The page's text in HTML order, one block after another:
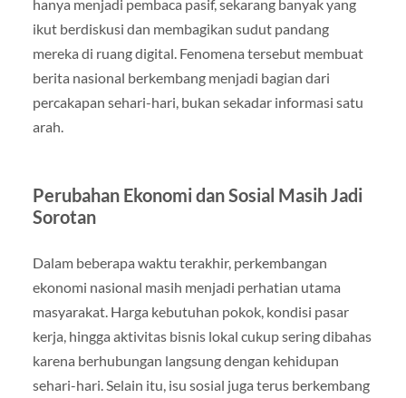
hanya menjadi pembaca pasif, sekarang banyak yang
ikut berdiskusi dan membagikan sudut pandang
mereka di ruang digital. Fenomena tersebut membuat
berita nasional berkembang menjadi bagian dari
percakapan sehari-hari, bukan sekadar informasi satu
arah.
Perubahan Ekonomi dan Sosial Masih Jadi
Sorotan
Dalam beberapa waktu terakhir, perkembangan
ekonomi nasional masih menjadi perhatian utama
masyarakat. Harga kebutuhan pokok, kondisi pasar
kerja, hingga aktivitas bisnis lokal cukup sering dibahas
karena berhubungan langsung dengan kehidupan
sehari-hari. Selain itu, isu sosial juga terus berkembang